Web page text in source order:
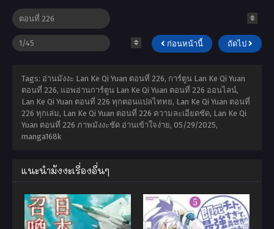
ก่อนหน้านี้ ถัดไป
Tags: อ่านมังงะ Lan Ke Qi Yuan ตอนที่ 226, การ์ตูน Lan Ke Qi Yuan
ตอนที่ 226, แอพอ่านการ์ตูน Lan Ke Qi Yuan ตอนที่ 226 ออนไลน์,
Lan Ke Qi Yuan ตอนที่ 226 ทุกตอนแปลไททย, Lan Ke Qi Yuan ตอนที่
226 ทุกเล่ม, Lan Ke Qi Yuan ตอนที่ 226 ความละเอียดชัด, Lan Ke Qi
Yuan ตอนที่ 226 ภาพมังงะชัด อ่านเข้าใจง่าย, 05/29/2025,
manga168k
แนะนำมังงะเรื่องอื่นๆ